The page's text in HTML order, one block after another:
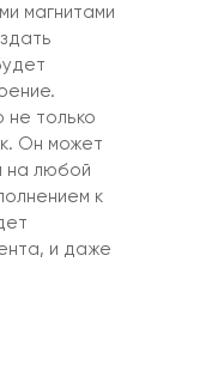
магнитами
не только
Он может
на любой
к
и даже